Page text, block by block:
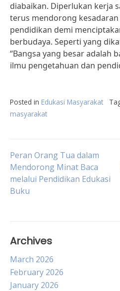
diabaikan. Diperlukan kerja
terus mendorong
pendidikan demi
berbudaya. Seperti yang
“Bangsa yang besar adalah
ilmu pengetahuan dan
Posted in Edukasi Masyarakat
masyarakat
Post
navigation
Peran Orang Tua dalam
Mendorong Minat Baca
melalui Pendidikan Edukasi
Buku
Archives
March 2026
February 2026
January 2026